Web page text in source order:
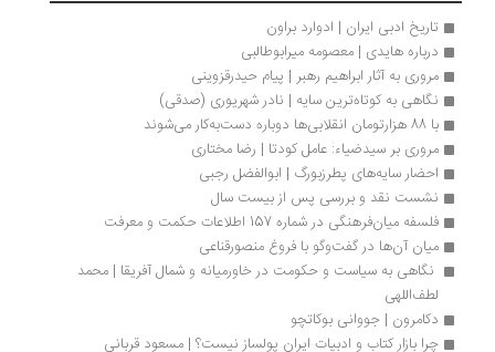
تاریخ ادبی ایران | ادوارد براون
درباره هایدی | معصومه میرابوطالبی
مروری به آثار ابراهیم رهبر | پیام حیدرقزوینی
نگاهی به کوتاه‌ترین سایه | نادر شهریوری (صدقی)
مروری بر سیدضیاء: عامل کودتا | رضا مختاری
احضار سایه‌های پطرزبورگ | ابوالفضل رجبی
نشست نقد و بررسی پس از بیست سال
فلسفه میان­‌فرهنگی در شماره 157 اطلاعات حکمت و معرفت
میان آن‌ها در گفت‌وگو با فروغ منصورقناعی
نگاهی به سیاست و حکومت در خاورمیانه و شمال آفریقا | محمد
لطف‌اللهی
دکامرون | جووانی بوکاتچو
چرا بازار کتاب و ادبیات ایران پولساز نیست؟ | مسعود قربانی